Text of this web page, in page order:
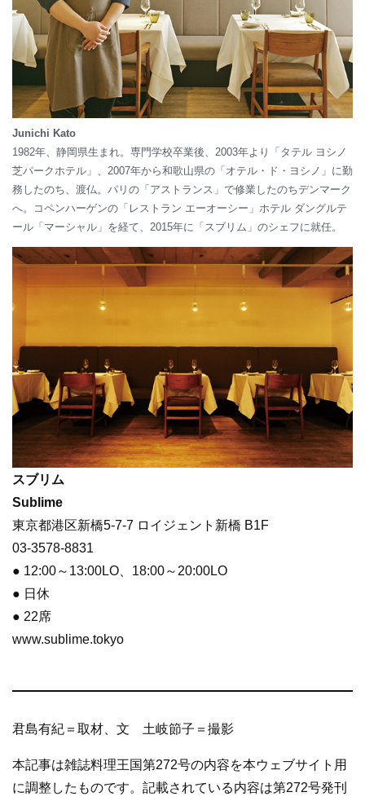
Junichi Kato
1982年、静岡県生まれ。専門学校卒業後、2003年より「タテル ヨシノ
芝パークホテル」、2007年から和歌山県の「オテル・ド・ヨシノ」に勤
務したのち、渡仏。パリの「アストランス」で修業したのちデンマーク
へ。コペンハーゲンの「レストラン エーオーシー」ホテル ダングルテ
ール「マーシャル」を経て、2015年に「スブリム」のシェフに就任。
スブリム
Sublime
東京都港区新橋5-7-7 ロイジェント新橋 B1F
03-3578-8831
● 12:00～13:00LO、18:00～20:00LO
● 日休
● 22席
www.sublime.tokyo
君島有紀＝取材、文 土岐節子＝撮影
本記事は雑誌料理王国第272号の内容を本ウェブサイト用
に調整したものです。記載されている内容は第272号発刊